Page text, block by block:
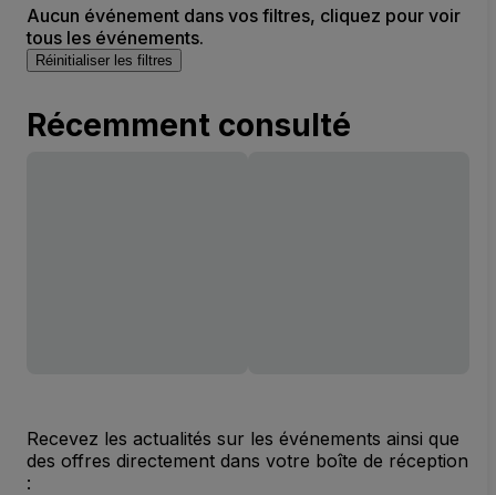
Aucun événement dans vos filtres, cliquez pour voir
tous les événements.
Réinitialiser les filtres
Récemment consulté
Recevez les actualités sur les événements ainsi que
des offres directement dans votre boîte de réception
: